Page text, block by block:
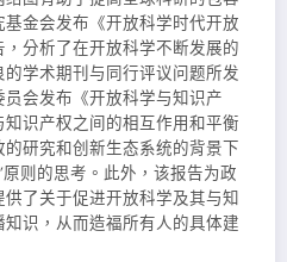
金会发布《开放科学时代开放
分析了在开放科学不断发展的
学术期刊与同行评议问题所发
会发布《开放科学与知识产
识产权之间的相互作用和平衡
研究和创新生态系统的背景下
则的思考。此外，该报告为政
了关于促进开放科学及其与知
识，从而造福所有人的具体建